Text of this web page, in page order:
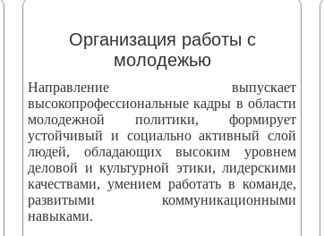
Организация работы с
молодежью
Направление выпускает
высокопрофессиональные кадры в области
молодежной политики, формирует
устойчивый и социально активный слой
людей, обладающих высоким уровнем
деловой и культурной этики, лидерскими
качествами, умением работать в команде,
развитыми коммуникационными
навыками.